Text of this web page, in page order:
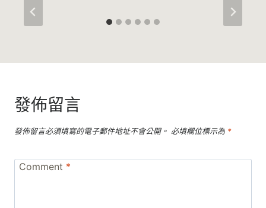
發佈留言
發佈留言必須填寫的電子郵件地址不會公開。 必填欄位標示為 *
Comment *